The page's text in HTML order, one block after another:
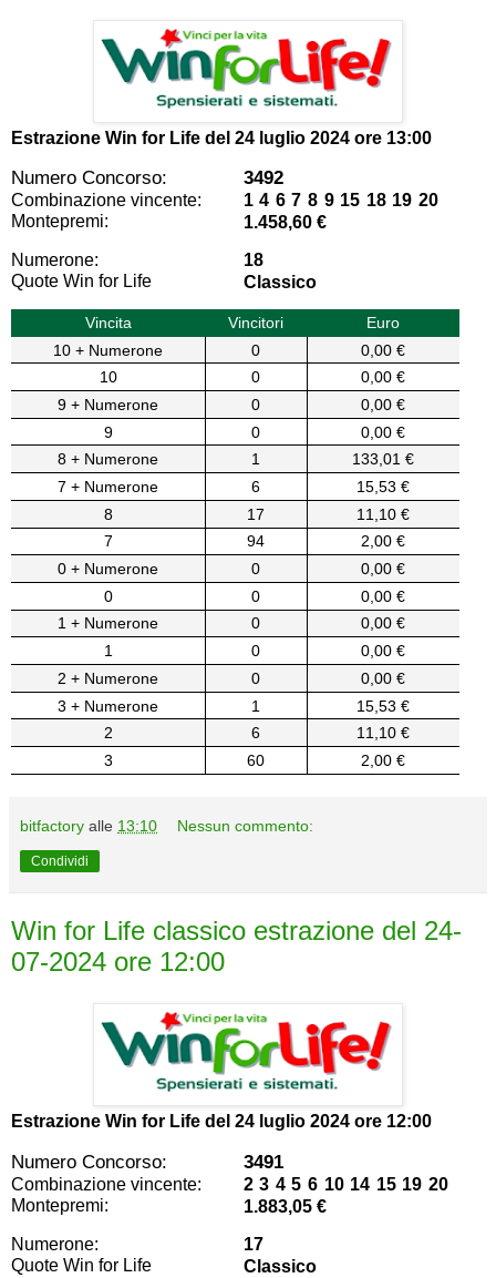
Estrazione Win for Life del 24 luglio 2024 ore 13:00
Numero Concorso: 3492
Combinazione vincente:
1 4 6 7 8 9 15 18 19 20
Montepremi:
1.458,60 €
Numerone:
18
Quote Win for Life
Classico
Vincita Vincitori
Euro
10 + Numerone
0
0,00 €
10
0
0,00 €
9 + Numerone
0
0,00 €
9
0
0,00 €
8 + Numerone
1
133,01 €
7 + Numerone
6
15,53 €
8
17
11,10 €
7
94
2,00 €
0 + Numerone
0
0,00 €
0
0
0,00 €
1 + Numerone
0
0,00 €
1
0
0,00 €
2 + Numerone
0
0,00 €
3 + Numerone
1
15,53 €
2
6
11,10 €
3
60 2,00 €
bitfactory alle 13:10 Nessun commento:
Condividi
Win for Life classico estrazione del 24-
07-2024 ore 12:00
Estrazione Win for Life del 24 luglio 2024 ore 12:00
Numero Concorso: 3491
Combinazione vincente:
2 3 4 5 6 10 14 15 19 20
Montepremi:
1.883,05 €
Numerone:
17
Quote Win for Life
Classico